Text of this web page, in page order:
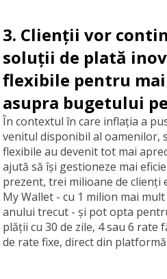
3. Clienții vor
soluții de plată
flexibile pentru
asupra bugetului
În contextul în care inflația a
venitul disponibil al oamenilor,
flexibile au devenit tot mai
ajută să își gestioneze mai
prezent, trei milioane de clienți
My Wallet - cu 1 milion mai
anului trecut - și pot opta
plății cu 30 de zile, 4 sau 6 rate
de rate fixe, direct din platformă.